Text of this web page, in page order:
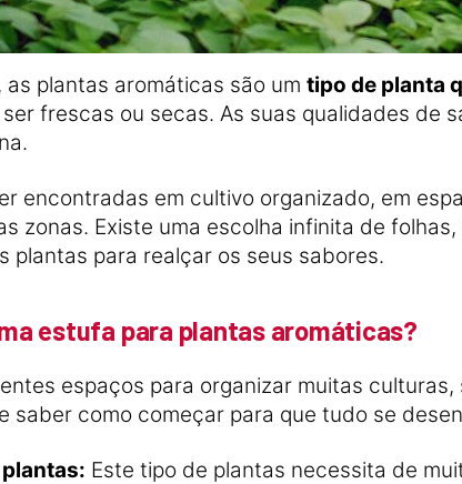
as plantas aromáticas são um tipo de planta
frescas ou secas. As suas qualidades de
encontradas em cultivo organizado, em
zonas. Existe uma escolha infinita de
plantas para realçar os seus sabores.
estufa para plantas aromáticas?
espaços para organizar muitas
saber como começar para que tudo se
Este tipo de plantas necessita de